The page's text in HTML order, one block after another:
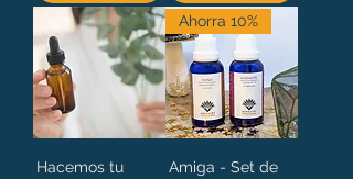
Hacemos tu
Ahorra 10%
Amiga - Set de